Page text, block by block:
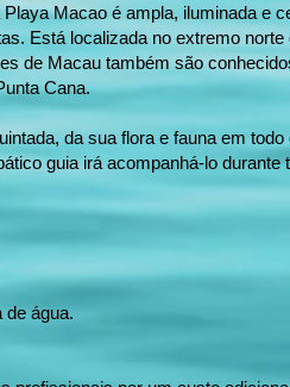
Macao é ampla, iluminada e
Está localizada no extremo norte
de Macau também são
Cana.
da sua flora e fauna em todo
guia irá acompanhá-lo durante
de água.